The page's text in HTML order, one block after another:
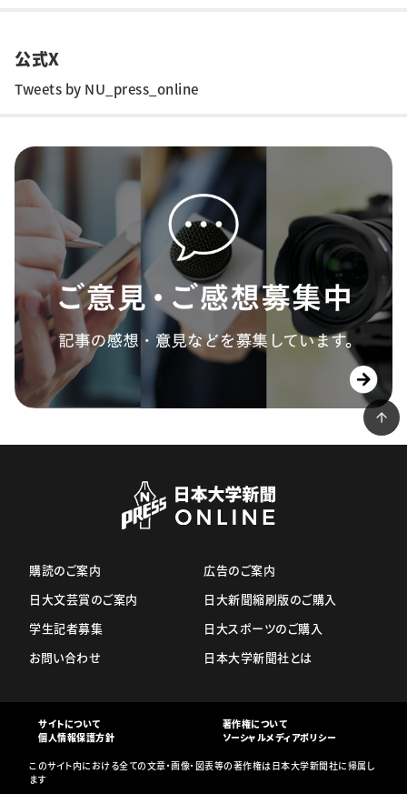
公式X
Tweets by NU_press_online
購読のご案内
日大文芸賞のご案内
学生記者募集
お問い合わせ
広告のご案内
日大新聞縮刷版のご購入
日大スポーツのご購入
日本大学新聞社とは
サイトについて
著作権について
個人情報保護方針
ソーシャルメディアポリシー
このサイト内における全ての文章・画像・図表等の著作権は日本大学新聞社に帰属し
ます